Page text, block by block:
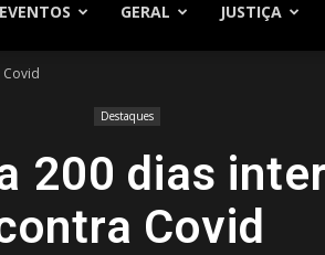
EVENTOS GERAL JUSTIÇA
Destaques
200 dias
Covid